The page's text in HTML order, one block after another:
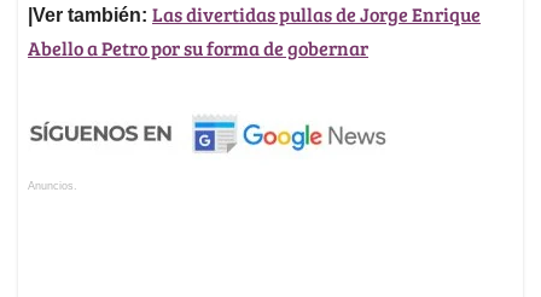
|Ver también: Las divertidas pullas de Jorge Enrique
Abello a Petro por su forma de gobernar
Anuncios.